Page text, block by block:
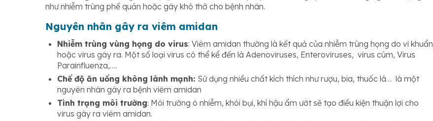
như nhiễm trùng phế quản hoặc gây khó thở cho bệnh nhân.
Nguyên nhân gây ra viêm amidan
Nhiễm trùng vùng họng do virus: Viêm amidan thường là kết quả của nhiễm trùng họng do vi khuẩn
hoặc virus gây ra. Một số loại virus có thể kể đến là Adenoviruses, Enteroviruses, virus cúm, Virus
Parainfluenza,….
Chế độ ăn uống không lành mạnh: Sử dụng nhiều chất kích thích như rượu, bia, thuốc lá… là một
nguyên nhân gây ra bệnh viêm amidan
Tình trạng môi trường: Môi trường ô nhiễm, khói bụi, khí hậu ẩm ướt sẽ tạo điều kiện thuận lợi cho
virus gây ra viêm amidan.